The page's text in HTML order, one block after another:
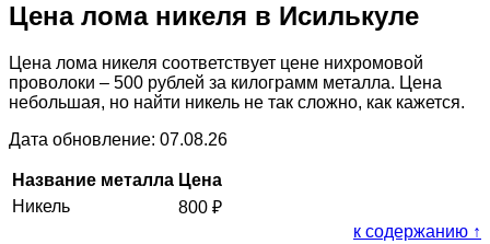
Цена лома никеля в Исилькуле
Цена лома никеля соответствует цене нихромовой
проволоки – 500 рублей за килограмм металла. Цена
небольшая, но найти никель не так сложно, как кажется.
Дата обновление: 07.08.26
Название металла Цена
Никель
800 ₽
к содержанию ↑